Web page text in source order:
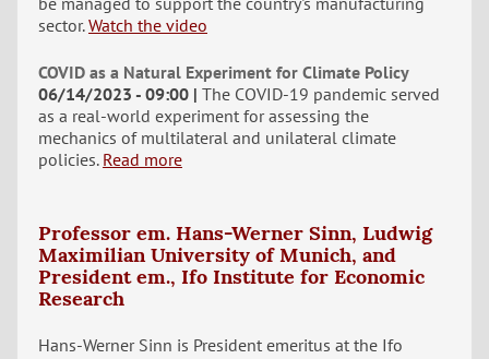
sector. Watch the video
COVID as a Natural Experiment for Climate Policy
06/14/2023 - 09:00 The COVID-19 pandemic served
as a real-world experiment for assessing the
mechanics of multilateral and unilateral climate
policies. Read more
Professor em. Hans-Werner Sinn, Ludwig
Maximilian University of Munich, and
President em., Ifo Institute for Economic
Research
Hans-Werner Sinn is President emeritus at the Ifo